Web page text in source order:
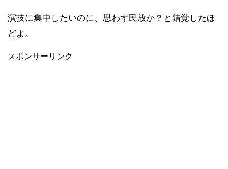
演技に集中したいのに、思わず民放か？と錯覚したほ
どよ。
スポンサーリンク